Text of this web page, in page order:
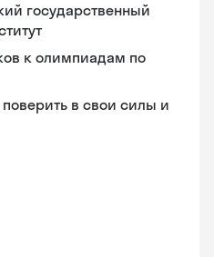
государственный
к олимпиадам по
в свои силы и